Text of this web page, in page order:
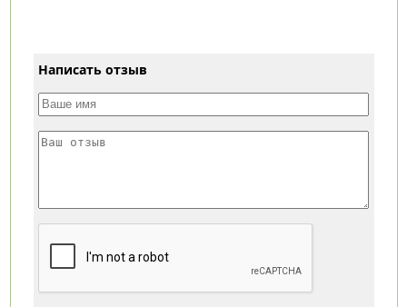
Написать отзыв